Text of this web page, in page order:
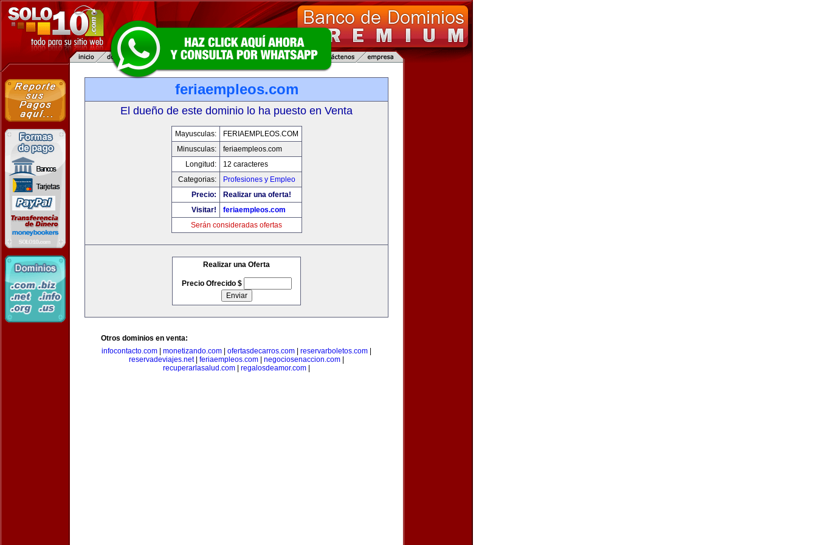
feriaempleos.com
El dueño de este dominio lo ha puesto en Venta
Mayusculas:
FERIAEMPLEOS.COM
Minusculas:
feriaempleos.com
Longitud:
12 caracteres
Categorias:
Profesiones y Empleo
Precio:
Realizar una oferta!
Visitar!
feriaempleos.com
Serán consideradas ofertas
Realizar una Oferta
Precio Ofrecido $
Otros dominios en venta:
infocontacto.com
monetizando.com ofertasdecarros.com reservarboletos.com
reservadeviajes.net| feriaempleos.com negociosenaccion.com
recuperarlasalud.com
regalosdeamor.com